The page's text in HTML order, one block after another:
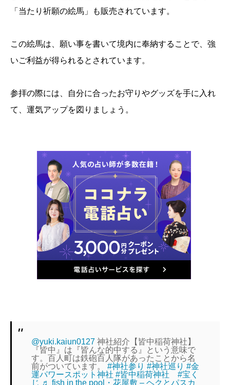
「当たり祈願の絵馬」も販売されています。
この絵馬は、願い事を書いて境内に奉納することで、強
いご利益が得られるとされています。
参拝の際には、自分に合ったお守りやグッズを手に入れ
て、運気アップを図りましょう。
@yuki.kaiun0127 神社紹介【皆中稲荷神社】
『皆中』は『皆んな的中する』という意味で
す。百人町は鉄砲百人隊があったことから名
前がついています。#神社参り #神社巡り #金
運パワースポット神社 #皆中稲荷神社
#宝く
じ ♬ fish in the pool・花屋敷 – ヘクとパスカ